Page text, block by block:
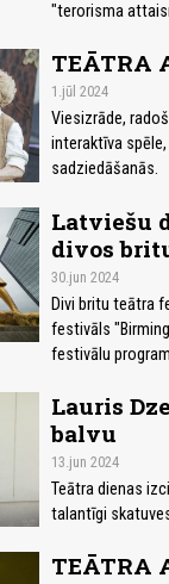
"terorisma
TEĀTRA
1.jūl 2024
Viesizrāde,
interaktīva
sadziedāšanās.
Latviešu
divos
30.jun 2024
Divi britu teātra
festivāls
festivālu
Lauris
balvu
13.jun 2024
Teātra dienas
talantīgi
TEĀTRA